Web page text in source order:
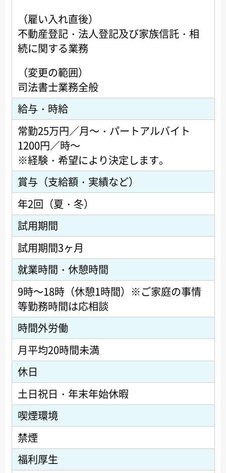
（雇い入れ直後）
不動産登記・法人登記及び家族信託・相
続に関する業務
（変更の範囲）
司法書士業務全般
給与・時給
常勤25万円／月～・パートアルバイト
1200円／時～
※経験・希望により決定します。
賞与（支給額・実績など）
年2回（夏・冬）
試用期間
試用期間3ヶ月
就業時間・休憩時間
9時～18時（休憩1時間）※ご家庭の事情
等勤務時間は応相談
時間外労働
月平均20時間未満
休日
土日祝日・年末年始休暇
喫煙環境
禁煙
福利厚生